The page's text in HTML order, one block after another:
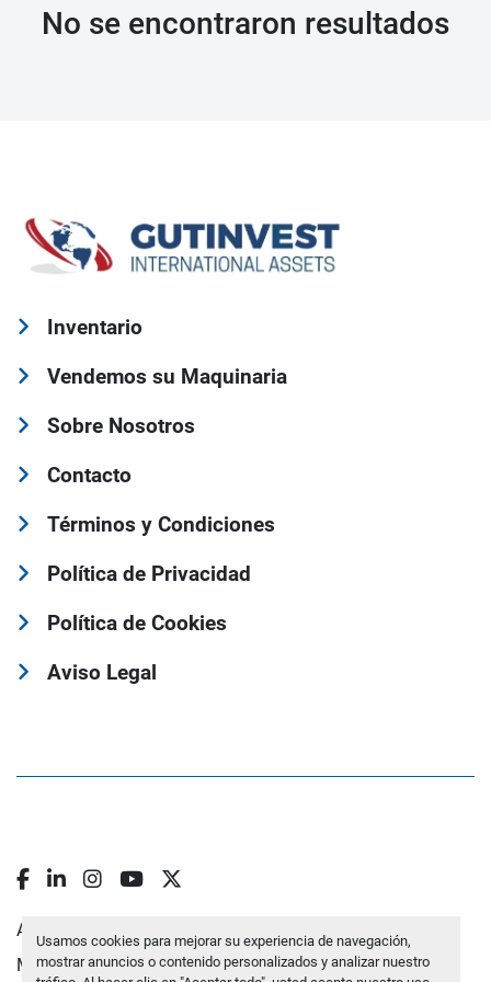
Usamos cookies para mejorar su experiencia de navegación,
mostrar anuncios o contenido personalizados y analizar nuestro
No se encontraron resultados
Inventario
Vendemos su Maquinaria
Sobre Nosotros
Contacto
Términos y Condiciones
Política de Privacidad
Política de Cookies
Aviso Legal
Administrar cookies
Machinio Systemsitio web deMachinio
facebook
linkedininstagram
youtube